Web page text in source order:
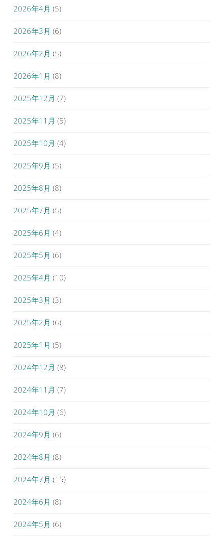
2026年4月 (5)
2026年3月 (6)
2026年2月 (5)
2026年1月 (8)
2025年12月 (7)
2025年11月 (5)
2025年10月 (4)
2025年9月 (5)
2025年8月 (8)
2025年7月 (5)
2025年6月 (4)
2025年5月 (6)
2025年4月 (10)
2025年3月 (3)
2025年2月 (6)
2025年1月 (5)
2024年12月 (8)
2024年11月 (7)
2024年10月 (6)
2024年9月 (6)
2024年8月 (8)
2024年7月 (15)
2024年6月 (8)
2024年5月 (6)